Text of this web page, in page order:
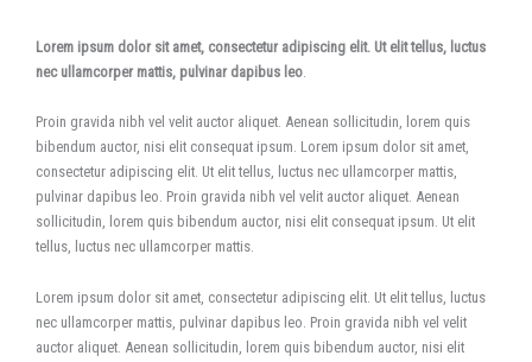
Lorem ipsum dolor sit amet, consectetur adipiscing elit. Ut elit tellus, luctus
nec ullamcorper mattis, pulvinar dapibus leo
Proin gravida nibh vel velit auctor aliquet. Aenean sollicitudin, lorem quis
bibendum auctor, nisi elit consequat ipsum. Lorem ipsum dolor sit amet,
consectetur adipiscing elit. Ut elit tellus, luctus nec ullamcorper mattis,
pulvinar dapibus leo. Proin gravida nibh vel velit auctor aliquet. Aenean
sollicitudin, lorem quis bibendum auctor, nisi elit consequat ipsum. Ut elit
tellus, luctus nec ullamcorper mattis.
Lorem ipsum dolor sit amet, consectetur adipiscing elit. Ut elit tellus, luctus
nec ullamcorper mattis, pulvinar dapibus leo. Proin gravida nibh vel velit
auctor aliquet. Aenean sollicitudin, lorem quis bibendum auctor, nisi elit